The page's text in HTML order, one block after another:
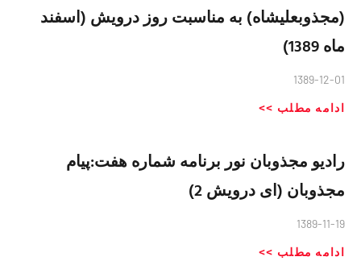
(مجذوبعلیشاه) به مناسبت روز درویش (اسفند
ماه 1389)
1389-12-01
ادامه مطلب >>
رادیو مجذوبان نور برنامه شماره هفت:پیام
مجذوبان (ای درویش 2)
1389-11-19
ادامه مطلب >>